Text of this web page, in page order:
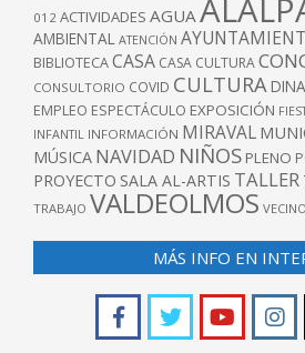
012 ACTIVIDADES AGUA
AMBIENTAL ATENCIÓN
BIBLIOTECACASA CASA CULTURA
CONSULTORIO COVID CULTURA
EMPLEO ESPECTÁCULO EXPOSICIÓN
INFANTIL INFORMACIÓN MIRAVAL
MÚSICA NAVIDAD NIÑOS PLENO
PROYECTO SALA AL-ARTIS TALLER
TRABAJO VALDEOLMOS
MÁS INFO EN